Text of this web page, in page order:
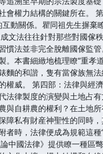
會權力結構的關鍵所在。
互動關係。瞿同祖先生摒
文法往往針對那些對國傢
慣法並非完全脫離國傢監
。本書細緻地梳理瞭“重
麵的和諧，隻有當傢族無
權威。 第四部：法律與經
法律製度的演變與土地占
與自耕農的權利？在土地
障私有財産神聖性的同時
者時，法律便成為規範這
中國法律》提供瞭一種區